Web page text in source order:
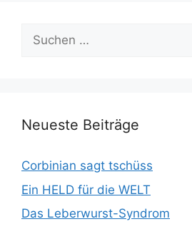
Suchen
nach:
Neueste Beiträge
Corbinian sagt tschüss
Ein HELD für die WELT
Das Leberwurst-Syndrom